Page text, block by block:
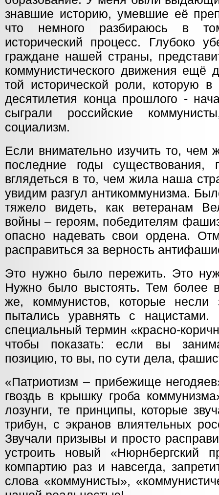
знавшие историю, умевшие её
что немного разбираюсь в
исторический процесс. Глубоко
граждане нашей страны,
коммунистического движения ещё
той исторической роли, которую
десятилетия конца прошлого -
сыграли российские
социализм.
Если внимательно изучить то, чем
последние годы существования,
вглядеться в то, чем жила наша
увидим разгул антикоммунизма.
тяжело видеть, как ветеранам
войны – героям, победителям
опасно надевать свои ордена.
расправиться за верность
Это нужно было пережить. Это
Нужно было выстоять. Тем более
же, коммунистов, которые несли
пытались уравнять с
специальный термин «красно-
чтобы показать: если вы
позицию, то вы, по сути дела,
«Патриотизм – прибежище
гвоздь в крышку гроба
лозунги, те принципы, которые
трибун, с экранов влиятельных
Звучали призывы и просто
устроить новый «Нюрнбергский
компартию раз и навсегда,
слова «коммунисты»,